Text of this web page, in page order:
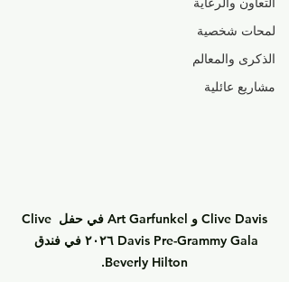
لمحات شخصية
الذكرى والمعالم
مشاريع عائلية
Clive Davis و Art Garfunkel في حفل Clive
Davis Pre-Grammy Gala ٢٠٢٦ في فندق
Beverly Hilton.